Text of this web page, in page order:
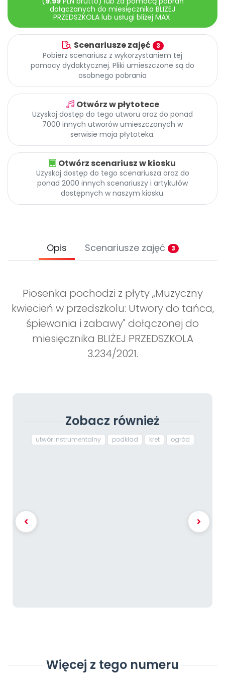
Pomoc
Promocje
dołączanych do miesięcznika BLIŻEJ
PRZEDSZKOLA lub usługi bliżej MAX.
Scenariusze zajęć 3
Pobierz scenariusz z wykorzystaniem tej
pomocy dydaktycznej. Pliki umieszczone są do
osobnego pobrania
Otwórz w płytotece
Uzyskaj dostęp do tego utworu oraz do ponad
7000 innych utworów umieszczonych w
serwisie moja płytoteka.
Otwórz scenariusz w kiosku
Uzyskaj dostęp do tego scenariusza oraz do
ponad 2000 innych scenariuszy i artykułów
dostępnych w naszym kiosku.
Opis Scenariusze zajęć 3
Piosenka pochodzi z płyty „Muzyczny
kwiecień w przedszkolu: Utwory do tańca,
śpiewania i zabawy" dołączonej do
miesięcznika BLIŻEJ PRZEDSZKOLA
3.234/2021.
Zobacz również
utwór instrumentalny podkład kret ogród
Więcej z tego numeru